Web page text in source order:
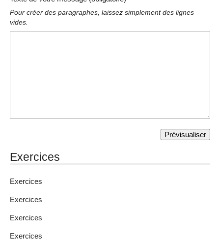
Pour créer des paragraphes, laissez simplement des lignes
vides.
Exercices
Exercices
Exercices
Exercices
Exercices